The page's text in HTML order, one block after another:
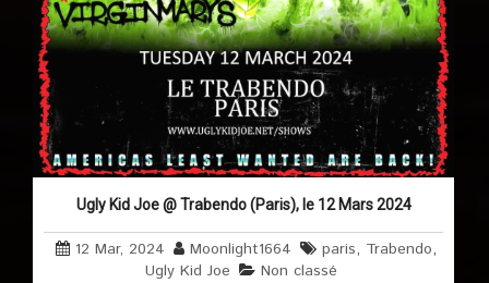
Ugly Kid Joe @ Trabendo (Paris), le 12 Mars 2024
12 Mar, 2024 Moonlight1664 paris, Trabendo,
Ugly Kid Joe
Non classé